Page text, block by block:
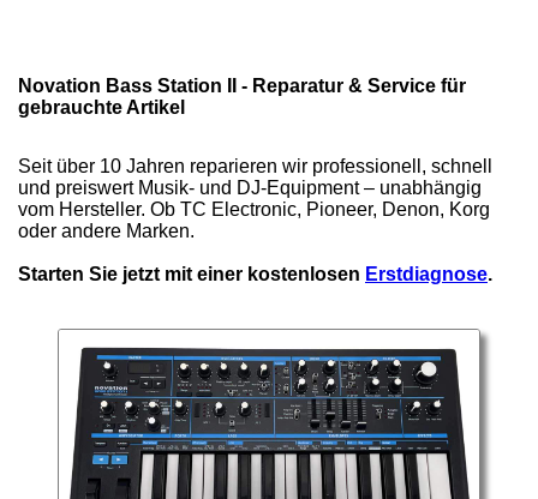
Novation Bass Station II - Reparatur & Service für
gebrauchte Artikel
Seit über 10 Jahren reparieren wir professionell, schnell
und preiswert Musik- und DJ-Equipment – unabhängig
vom Hersteller. Ob TC Electronic, Pioneer, Denon, Korg
oder andere Marken.
Starten Sie jetzt mit einer kostenlosen Erstdiagnose.